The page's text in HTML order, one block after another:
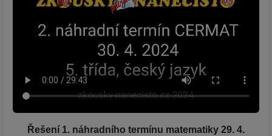
Řešení 1. náhradního termínu matematiky 29. 4.